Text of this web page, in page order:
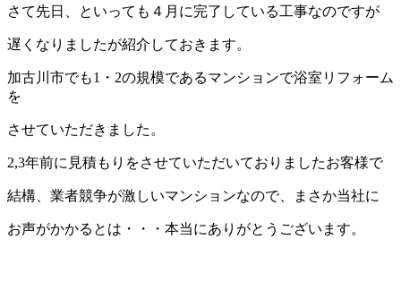
さて先日、といっても４月に完了している工事なのですが
遅くなりましたが紹介しておきます。
加古川市でも1・2の規模であるマンションで浴室リフォーム
を
させていただきました。
2,3年前に見積もりをさせていただいておりましたお客様で
結構、業者競争が激しいマンションなので、まさか当社に
お声がかかるとは・・・本当にありがとうございます。